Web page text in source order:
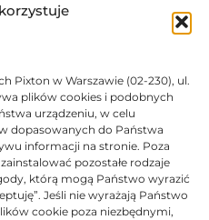
Pixton w Warszawie (02-230), ul.
plików cookies i podobnych
urządzeniu, w celu
dopasowanych do Państwa
informacji na stronie. Poza
pozostałe rodzaje
którą mogą Państwo wyrazić
Jeśli nie wyrażają Państwo
cookie poza niezbędnymi,
| Black
0na 5
str. XXL